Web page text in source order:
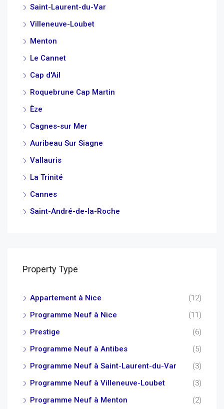
Saint-Laurent-du-Var
Villeneuve-Loubet
Menton
Le Cannet
Cap d'Ail
Roquebrune Cap Martin
Èze
Cagnes-sur Mer
Auribeau Sur Siagne
Vallauris
La Trinité
Cannes
Saint-André-de-la-Roche
Property Type
Appartement à Nice
(12)
Programme Neuf à Nice
(11)
Prestige
(6)
Programme Neuf à Antibes
(5)
Programme Neuf à Saint-Laurent-du-Var
(3)
Programme Neuf à Villeneuve-Loubet
(3)
Programme Neuf à Menton
(2)